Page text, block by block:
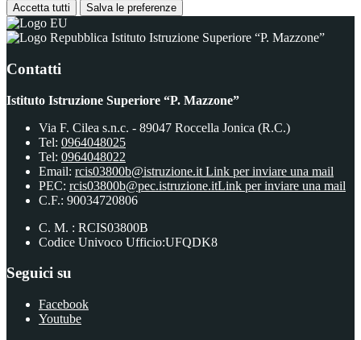
Accetta tutti Salva le preferenze
Istituto Istruzione Superiore “P. Mazzone”
Contatti
Istituto Istruzione Superiore “P. Mazzone”
Via F. Cilea s.n.c. - 89047 Roccella Jonica (R.C.)
Tel: 0964048025
Tel: 0964048022
Email: rcis03800b@istruzione.it Link per inviare una mail
PEC: rcis03800b@pec.istruzione.itLink per inviare una mail
C.F.: 90034720806
C. M. : RCIS03800B
Codice Univoco Ufficio:UFQDK8
Seguici su
Facebook
Youtube